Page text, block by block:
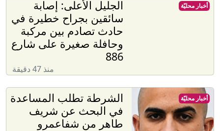
الجليل الأعلى: إصابة
سائقين بجراح خطيرة في
حادث تصادم بين مركبة
وحافلة صغيرة على شارع
886
منذ 47 دقيقة
أخبار محليّة
الشرطة تطلب المساعدة
في البحث عن شريف
طاهر من شفاعمرو
أخبار محليّة